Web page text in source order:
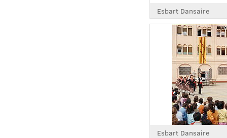
Esbart Dansaire
Esbart Dansaire